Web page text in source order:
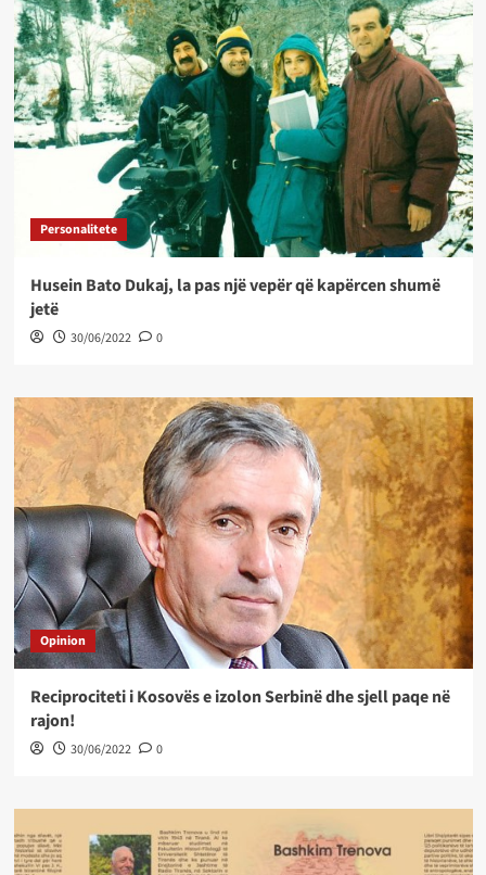
Personalitete
Husein Bato Dukaj, la pas një vepër që kapërcen shumë
jetë
30/06/2022 0
Opinion
Reciprociteti i Kosovës e izolon Serbinë dhe sjell paqe në
rajon!
30/06/2022 0